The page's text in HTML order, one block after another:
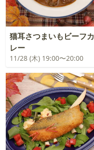
猫耳さつまいもビーフカ
レー
11/28 (木) 19:00〜20:00